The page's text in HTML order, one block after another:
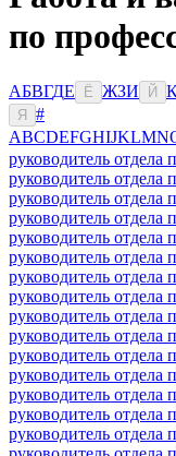
по
АБВГДЕ Ё ЖЗИ Й
Я
#
ABCDEFGHIJKLMN
руководитель отдела
руководитель отдела
руководитель отдела
руководитель отдела
руководитель отдела
руководитель отдела
руководитель отдела
руководитель отдела
руководитель отдела
руководитель отдела
руководитель отдела
руководитель
руководитель
руководитель отдела
руководитель отдела